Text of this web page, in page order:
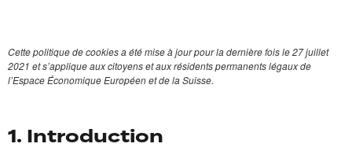
Cette politique de cookies a été mise à jour pour la dernière fois le 27 juillet
2021 et s’applique aux citoyens et aux résidents permanents légaux de
l’Espace Économique Européen et de la Suisse.
1. Introduction